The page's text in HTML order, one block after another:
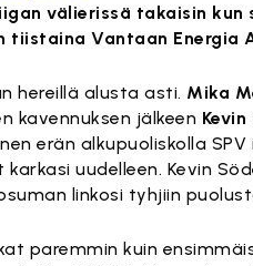
välierissä takaisin
tiistaina Vantaan Energia
hereillä alusta asti. Mika
kavennuksen jälkeen
erän alkupuoliskolla
uudelleen. Kevin
linkosi tyhjiin
paremmin kuin